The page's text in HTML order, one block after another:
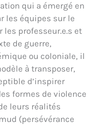
qui a émergé en
les équipes sur le
les professeur.e.s et
de guerre,
ou coloniale, il
à transposer,
d’inspirer
formes de violence
leurs réalités
(persévérance